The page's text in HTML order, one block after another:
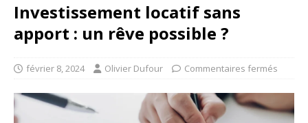
Investissement locatif sans
apport : un rêve possible ?
février 8, 2024 Olivier Dufour Commentaires fermés